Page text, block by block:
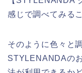
感じで調べてみる
そのように色々と
STYLENANDAの